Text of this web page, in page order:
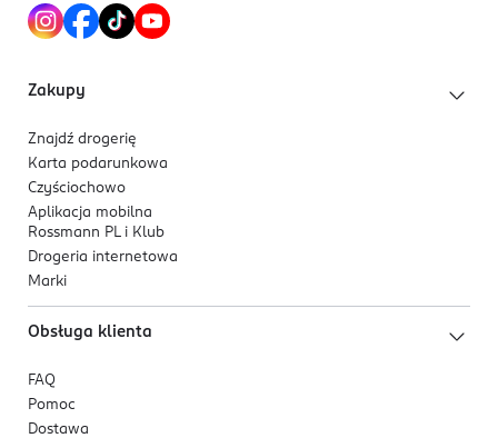
Zakupy
Znajdź drogerię
Karta podarunkowa
Czyściochowo
Aplikacja mobilna
Rossmann PL i Klub
Drogeria internetowa
Marki
Obsługa klienta
FAQ
Pomoc
Dostawa